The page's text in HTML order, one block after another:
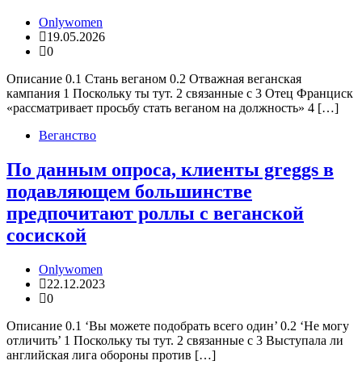
Onlywomen
19.05.2026
0
Описание 0.1 Стань веганом 0.2 Отважная веганская
кампания 1 Поскольку ты тут. 2 связанные с 3 Отец Франциск
«рассматривает просьбу стать веганом на должность» 4 […]
Веганство
По данным опроса, клиенты greggs в
подавляющем большинстве
предпочитают роллы с веганской
сосиской
Onlywomen
22.12.2023
0
Описание 0.1 ‘Вы можете подобрать всего один’ 0.2 ‘Не могу
отличить’ 1 Поскольку ты тут. 2 связанные с 3 Выступала ли
английская лига обороны против […]